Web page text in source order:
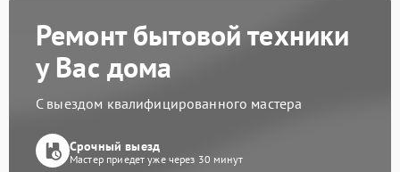
Ремонт бытовой техники
у Вас дома
С выездом квалифицированного мастера
Срочный выезд
Мастер приедет уже через 30 минут